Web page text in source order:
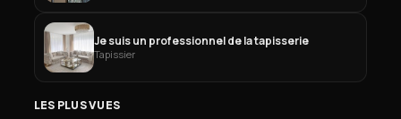
Je suis un professionnel de la tapisserie
Tapissier
LES PLUS VUES